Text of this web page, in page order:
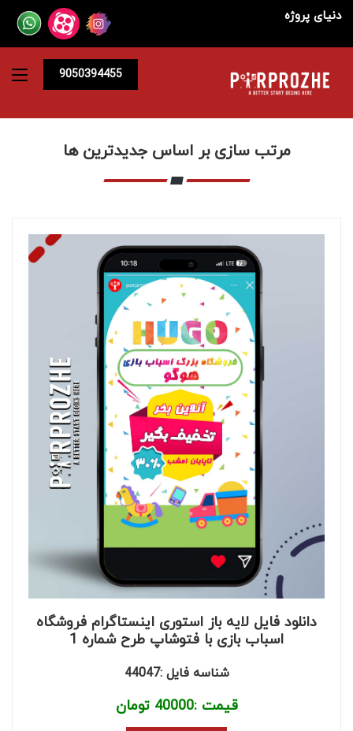
دنیای پروژه
9050394455
مرتب سازی بر اساس جدیدترین ها
دانلود فایل لایه باز استوری اینستاگرام فروشگاه
اسباب بازی با فتوشاپ طرح شماره 1
شناسه فایل :44047
قیمت :40000 تومان